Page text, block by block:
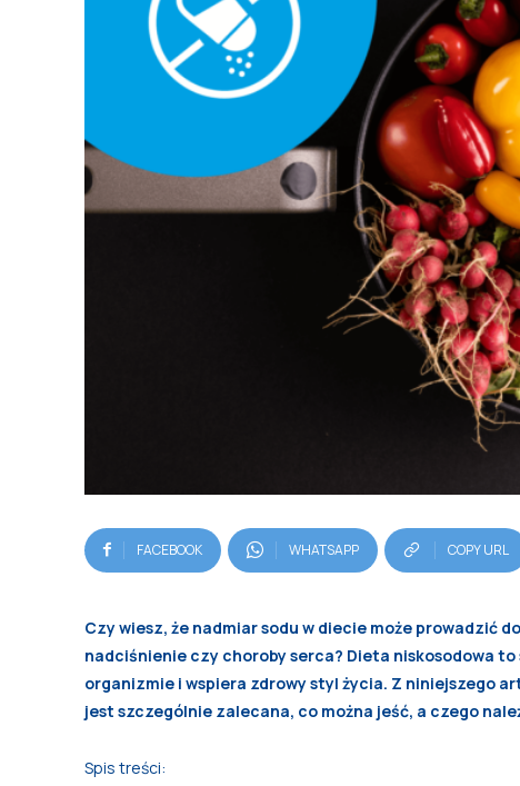
FACEBOOK WHATSAPP COPY URL
Czy wiesz, że nadmiar sodu w diecie może prowadzić
nadciśnienie czy choroby serca? Dieta niskosodowa
organizmie i wspiera zdrowy styl życia. Z niniejszego
jest szczególnie zalecana, co można jeść, a czego
Spis treści: